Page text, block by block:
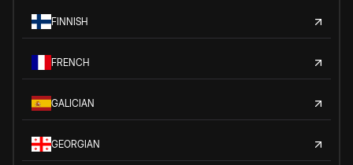
FINNISH
FRENCH
GALICIAN
GEORGIAN